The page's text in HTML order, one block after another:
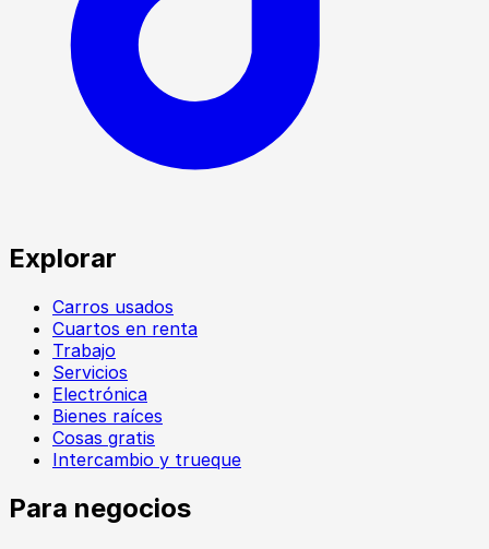
Explorar
Carros usados
Cuartos en renta
Trabajo
Servicios
Electrónica
Bienes raíces
Cosas gratis
Intercambio y trueque
Para negocios